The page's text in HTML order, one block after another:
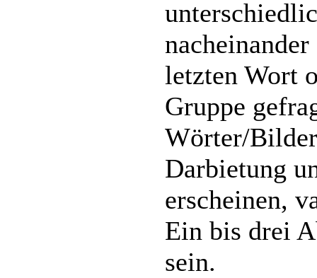
letzten Wort
Gruppe
Wörter/
Darbietung
erscheinen,
Ein bis drei
sein.